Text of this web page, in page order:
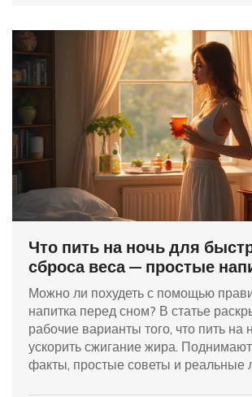
Что пить на ночь для
сброса веса — простые
сном
Можно ли похудеть с помощью
напитка перед сном? В статье
рабочие варианты того, что пить на
ускорить сжигание жира.
факты, простые советы и реальные